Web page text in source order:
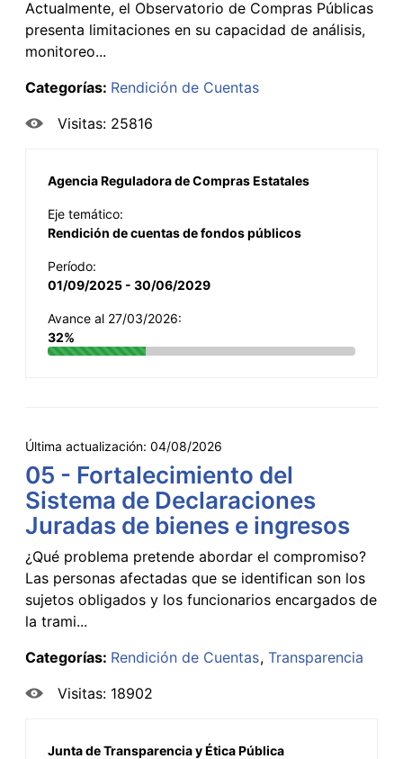
Actualmente, el Observatorio de Compras Públicas
presenta limitaciones en su capacidad de análisis,
monitoreo...
Categorías: Rendición de Cuentas
Visitas: 25816
Agencia Reguladora de Compras Estatales
Eje temático:
Rendición de cuentas de fondos públicos
Período:
01/09/2025 - 30/06/2029
Avance al 27/03/2026:
32%
Última actualización: 04/08/2026
05 - Fortalecimiento del
Sistema de Declaraciones
Juradas de bienes e ingresos
¿Qué problema pretende abordar el compromiso?
Las personas afectadas que se identifican son los
sujetos obligados y los funcionarios encargados de
la trami...
Categorías: Rendición de Cuentas Transparencia
Visitas: 18902
Junta de Transparencia y Ética Pública